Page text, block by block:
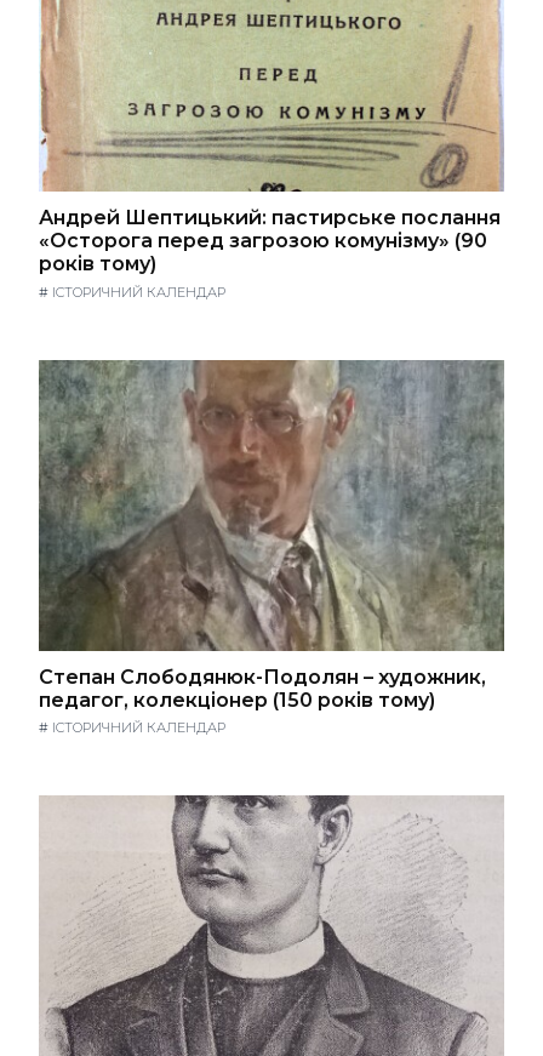
Андрей Шептицький: пастирське послання
«Осторога перед загрозою комунізму» (90
років тому)
# ІСТОРИЧНИЙ КАЛЕНДАР
Степан Слободянюк-Подолян – художник,
педагог, колекціонер (150 років тому)
# ІСТОРИЧНИЙ КАЛЕНДАР